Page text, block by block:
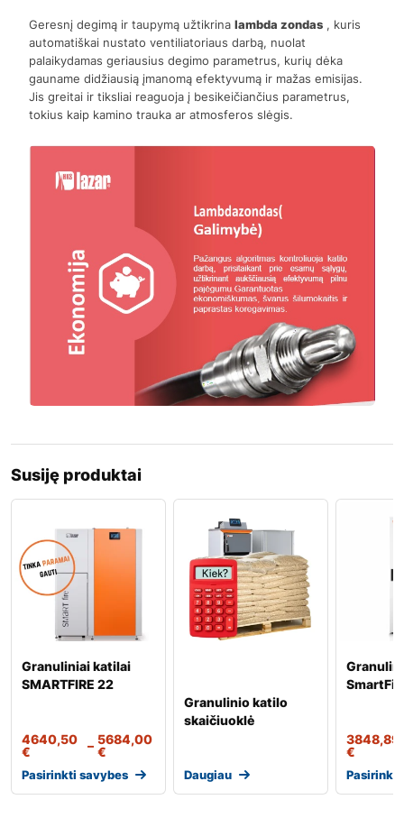
Geresnį degimą ir taupymą užtikrinalambda zondas , kuris
automatiškai nustato ventiliatoriaus darbą, nuolat
palaikydamas geriausius degimo parametrus, kurių dėka
gauname didžiausią įmanomą efektyvumą ir mažas emisijas.
Jis greitai ir tiksliai reaguoja į besikeičiančius parametrus,
tokius kaip kamino trauka ar atmosferos slėgis.
Susiję produktai
Granuliniai katilai
SMARTFIRE 22
4640,50
€
– 5684,00
€
Pasirinkti savybes
Granulinio katilo
skaičiuoklė
Daugiau
3848,89
€
Pasirinkti